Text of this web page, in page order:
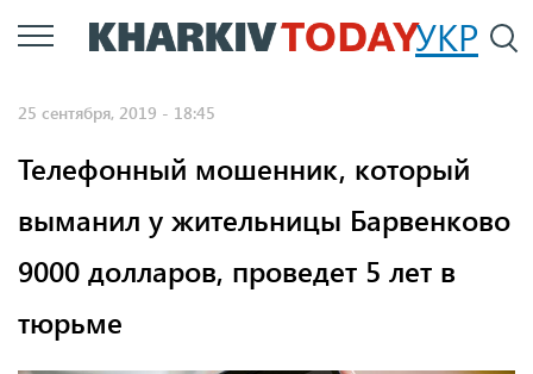
Перейти
к
УКР
25 сентября, 2019 - 18:45
Телефонный мошенник, который
выманил у жительницы Барвенково
9000 долларов, проведет 5 лет в
тюрьме